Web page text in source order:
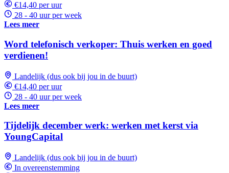
€14,40 per uur
28 - 40 uur per week
Lees meer
Word telefonisch verkoper: Thuis werken en goed
verdienen!
Landelijk (dus ook bij jou in de buurt)
€14,40 per uur
28 - 40 uur per week
Lees meer
Tijdelijk december werk: werken met kerst via
YoungCapital
Landelijk (dus ook bij jou in de buurt)
In overeenstemming